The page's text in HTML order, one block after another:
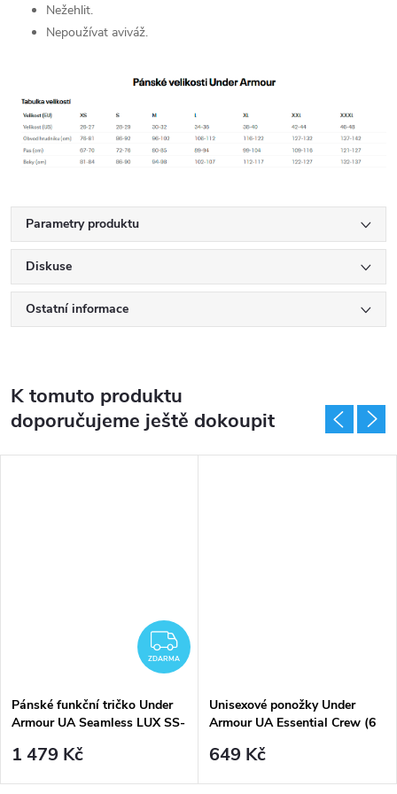
Nežehlit.
Nepoužívat aviváž.
Parametry produktu
Diskuse
Ostatní informace
K tomuto produktu
doporučujeme ještě dokoupit
ZDARMA
ZDARMA
Pánské funkční tričko Under
Armour UA Seamless LUX SS-
1 479 Kč
Unisexové ponožky Under
Armour UA Essential Crew (6
649 Kč